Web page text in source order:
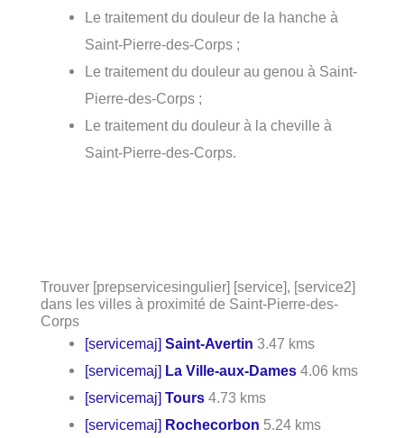
Le traitement du douleur de la hanche à
Saint-Pierre-des-Corps ;
Le traitement du douleur au genou à Saint-
Pierre-des-Corps ;
Le traitement du douleur à la cheville à
Saint-Pierre-des-Corps.
Trouver [prepservicesingulier] [service], [service2]
dans les villes à proximité de Saint-Pierre-des-
Corps
[servicemaj]Saint-Avertin 3.47 kms
[servicemaj] La Ville-aux-Dames 4.06 kms
[servicemaj]Tours 4.73 kms
[servicemaj] Rochecorbon 5.24 kms